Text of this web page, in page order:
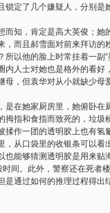
定了几个嫌疑人，分别
，肯定是高大英俊；她
而且郝雪面对前来拜访
以他的脸上时常挂着一副
人士对她也是格外的看
，但袁华对从小就缺少
她家厨房里，她俯卧在
指和食指而致死的，垃
作一团的透明胶上也有
从口袋里的收银条可以
能够猜测透明胶是用来
间。此外，警察还在死者
过如何的推理过程得出